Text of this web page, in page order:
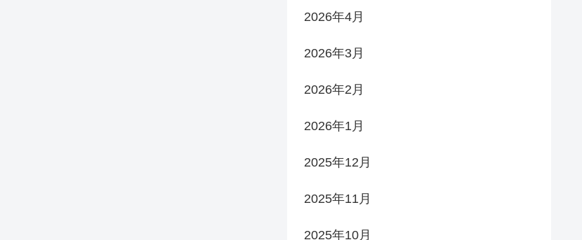
2026年4月
2026年3月
2026年2月
2026年1月
2025年12月
2025年11月
2025年10月